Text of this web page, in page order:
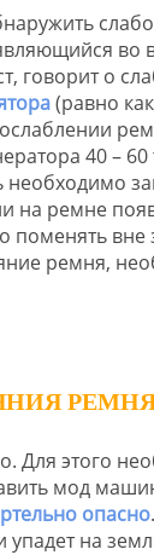
во
говорит о
(равно
40 –
необходимо
на ремне
вне
ремня,
Для этого
мод
опасно
упадет на